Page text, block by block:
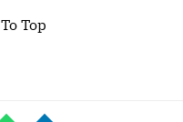
To Top